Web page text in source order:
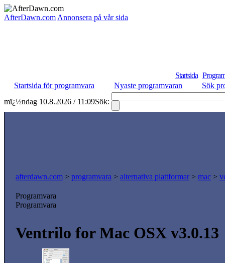
AfterDawn.com Annonsera på vår sida
Startsida
Startsida för programvara
Nyaste programvaran
Sök
mï¿½ndag 10.8.2026 / 11:09Sök:
afterdawn.com > programvara > alternativa plattformar > mac >
Programvara
Programvara
Ventrilo for Mac OSX v3.0.13